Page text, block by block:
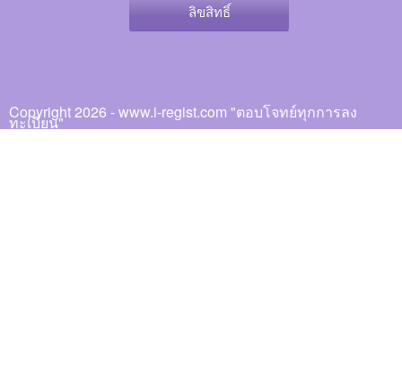
Copyright 2026 - www.i-regist.com "ตอบโจทย์ทุกการลง
ทะเบียน"
ลิขสิทธิ์